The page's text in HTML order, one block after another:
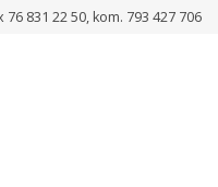
831 22 50, kom. 793 427 706